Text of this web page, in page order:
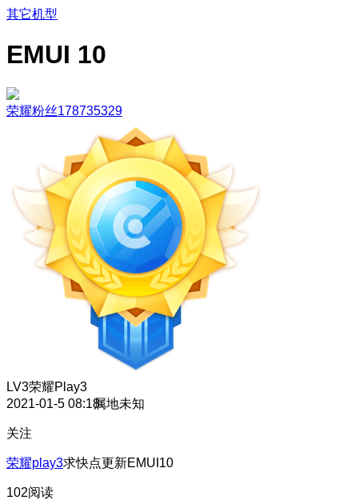
其它机型
EMUI 10
荣耀粉丝178735329
LV3荣耀Play3
2021-01-5 08:18属地未知
关注
荣耀play3求快点更新EMUI10
102阅读